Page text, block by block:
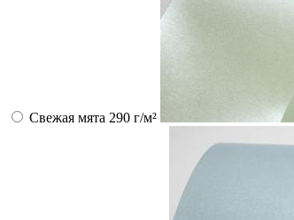
Свежая мята 290 г/м²